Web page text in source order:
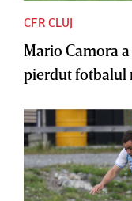
CFR CLUJ
Mario Camora
pierdut fotbalul